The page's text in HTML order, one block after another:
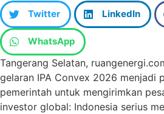
Twitter LinkedIn
WhatsApp
Tangerang Selatan,
gelaran IPA Convex 2026 menjadi
pemerintah untuk mengirimkan
investor global: Indonesia serius